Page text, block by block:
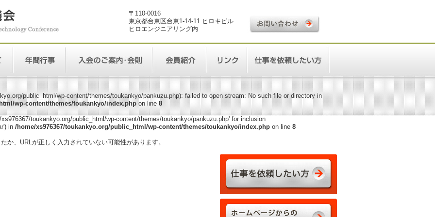
〒110-0016
東京都台東区台東1-14-11 ヒロキビル
ヒロエンジニアリング内
public_html/wp-content/themes/toukankyo/pankuzu.php): failed to open stream: No such file or directory in
wp-content/themes/toukankyo/index.phpon line8
toukankyo.org/public_html/wp-content/themes/toukankyo/pankuzu.php' for inclusion
in /home/xs976367/toukankyo.org/public_html/wp-content/themes/toukankyo/index.phpon line 8
か、URLが正しく入力されていない可能性があります。